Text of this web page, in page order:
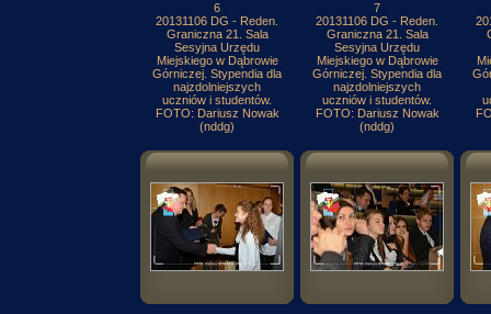
6
20131106 DG - Reden.
Graniczna 21. Sala
Sesyjna Urzędu
Miejskiego w Dąbrowie
Górniczej. Stypendia dla
najzdolniejszych
uczniów i studentów.
FOTO: Dariusz Nowak
(nddg)
7
20131106 DG - Reden.
Graniczna 21. Sala
Sesyjna Urzędu
Miejskiego w Dąbrowie
Górniczej. Stypendia dla
najzdolniejszych
uczniów i studentów.
FOTO: Dariusz Nowak
(nddg)